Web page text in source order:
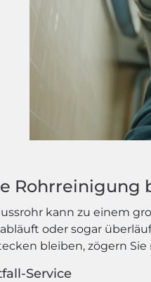
Rohrreinigung
kann zu einem
oder sogar
bleiben, zögern
Service